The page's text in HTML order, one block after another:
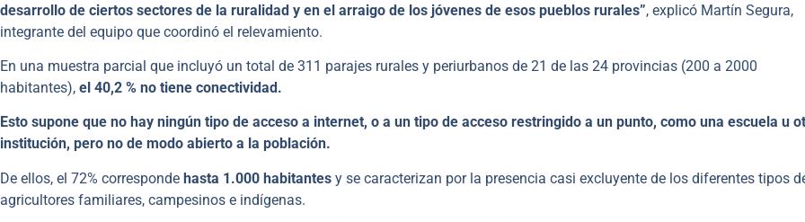
desarrollo de ciertos sectores de la ruralidad y en el arraigo de los jóvenes de esos pueblos rurales”, explicó Martín Segura,
integrante del equipo que coordinó el relevamiento.
En una muestra parcial que incluyó un total de 311 parajes rurales y periurbanos de 21 de las 24 provincias (200 a 2000
habitantes), el 40,2 % no tiene conectividad.
Esto supone que no hay ningún tipo de acceso a internet, o a un tipo de acceso restringido a un punto, como una escuela u
institución, pero no de modo abierto a la población.
De ellos, el 72% corresponde hasta 1.000 habitantes y se caracterizan por la presencia casi excluyente de los diferentes tipos
agricultores familiares, campesinos e indígenas.